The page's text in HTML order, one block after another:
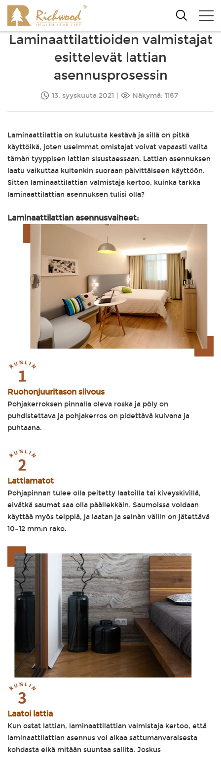
Laminaattilattioiden valmistajat
esittelevät lattian
asennusprosessin
13. syyskuuta 2021 Näkymä: 1167
Laminaattilattia on kulutusta kestävä ja sillä on pitkä
käyttöikä, joten useimmat omistajat voivat vapaasti valita
tämän tyyppisen lattian sisustaessaan. Lattian asennuksen
laatu vaikuttaa kuitenkin suoraan päivittäiseen käyttöön.
Sitten laminaattilattian valmistaja kertoo, kuinka tarkka
laminaattilattian asennuksen tulisi olla?
Laminaattilattian asennusvaiheet:
Ruohonjuuritason siivous
Pohjakerroksen pinnalla oleva roska ja pöly on
puhdistettava ja pohjakerros on pidettävä kuivana ja
puhtaana.
Lattiamatot
Pohjapinnan tulee olla peitetty laatoilla tai kiveyskivillä,
eivätkä saumat saa olla päällekkäin. Saumoissa voidaan
käyttää myös teippiä, ja laatan ja seinän väliin on jätettävä
10–12 mm:n rako.
Laatoi lattia
Kun ostat lattian, laminaattilattian valmistaja kertoo, että
laminaattilattian asennus voi alkaa sattumanvaraisesta
kohdasta eikä mitään suuntaa sallita. Joskus